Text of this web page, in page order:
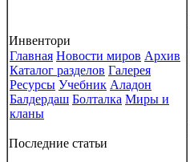
Инвентори
Главная Новости миров Архив
Каталог разделов Галерея
Ресурсы Учебник Аладон
Балдердаш Болталка Миры и
кланы
Последние статьи